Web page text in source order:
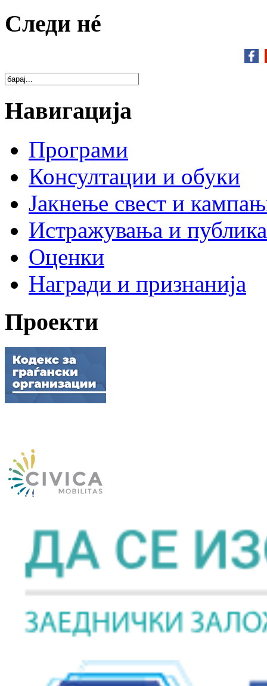
Следи нé
Навигација
Програми
Консултации и обуки
Јакнење свест и
Истражувања и
Оценки
Награди и признанија
Проекти